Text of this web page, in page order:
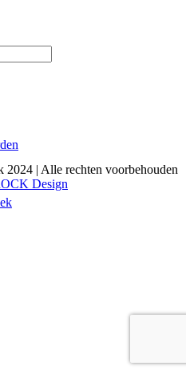
| Alle rechten voorbehouden
Design